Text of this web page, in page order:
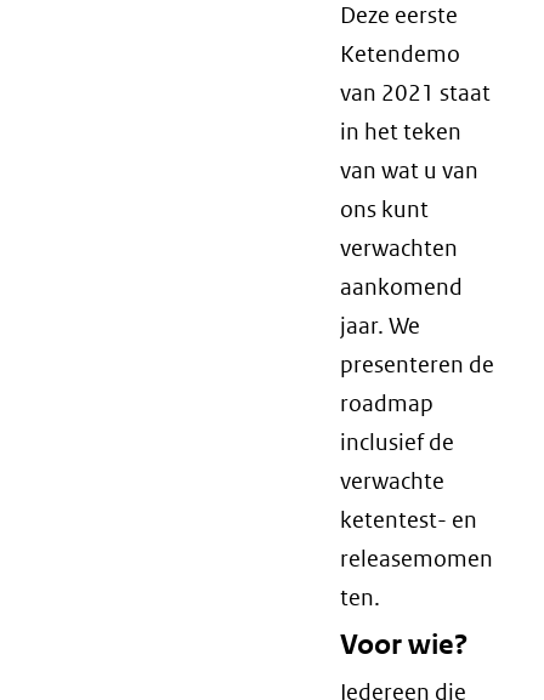
Deze eerste
Ketendemo
van 2021 staat
in het teken
van wat u van
ons kunt
verwachten
aankomend
jaar. We
presenteren de
roadmap
inclusief de
verwachte
ketentest- en
releasemomen
ten.
Voor wie?
Iedereen die